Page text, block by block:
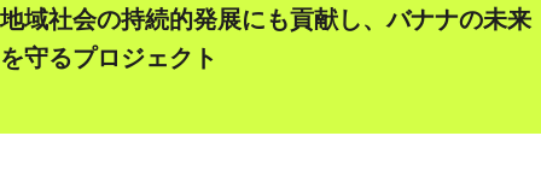
地域社会の持続的発展にも貢献し、バナナの未来
を守るプロジェクト